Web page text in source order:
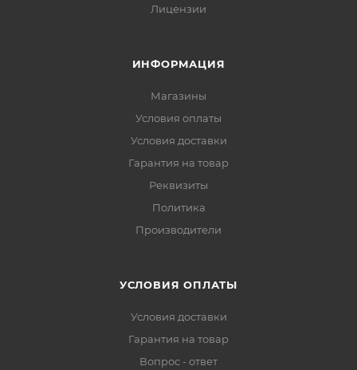
Лицензии
ИНФОРМАЦИЯ
Магазины
Условия оплаты
Условия доставки
Гарантия на товар
Реквизиты
Политика
Производители
УСЛОВИЯ ОПЛАТЫ
Условия доставки
Гарантия на товар
Вопрос - ответ